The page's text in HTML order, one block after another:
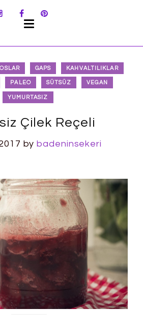
GAPS KAHVALTILIKLAR
PALEO SÜTSÜZ VEGAN
YUMURTASIZ
Çilek Reçeli
bybadeninsekeri